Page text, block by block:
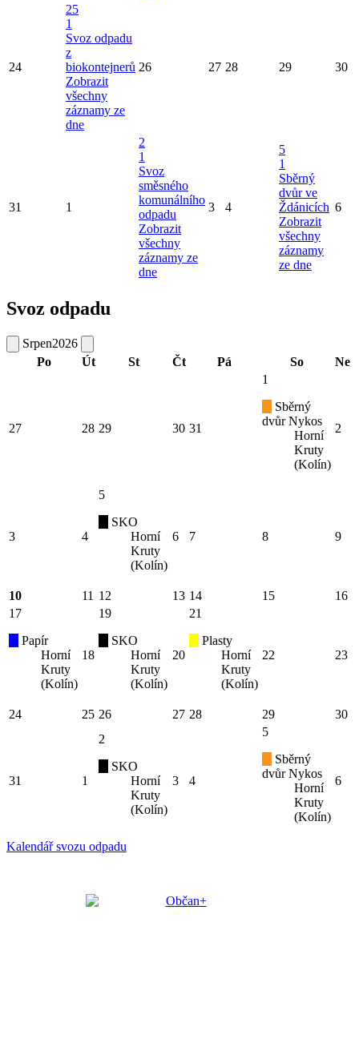
24
25
1
Svoz odpadu
z
biokontejnerů
Zobrazit
všechny
záznamy ze
dne
26 27 28 29 30
31 1
2
1
Svoz
směsného
komunálního
odpadu
Zobrazit
všechny
záznamy ze
dne
3 4
5
1
Sběrný
dvůr ve
Ždánicích
Zobrazit
všechny
záznamy
ze dne
6
Svoz odpadu
Srpen2026
Po
Út St Čt Pá So Ne
27 28 29 30 31
1
Sběrný
dvůr Nykos
Horní
Kruty
(Kolín)
2
3 4
5
SKO
Horní
Kruty
(Kolín)
6 7 8 9
10 11 12 13 14 15
16
17
Papír
Horní
Kruty
(Kolín)
18
19
SKO
Horní
Kruty
(Kolín)
20
21
Plasty
Horní
Kruty
(Kolín)
22 23
24 25 26 27 28 29 30
31 1
2
SKO
Horní
Kruty
(Kolín)
3 4
5
Sběrný
dvůr Nykos
Horní
Kruty
(Kolín)
6
Kalendář svozu odpadu